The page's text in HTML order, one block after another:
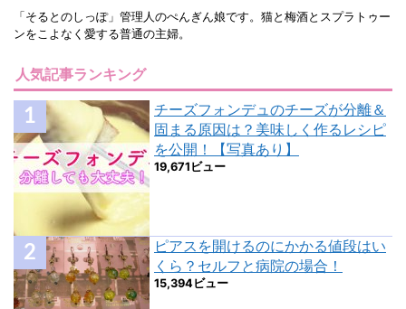
「そるとのしっぽ」管理人のぺんぎん娘です。猫と梅酒とスプラトゥー
ンをこよなく愛する普通の主婦。
人気記事ランキング
チーズフォンデュのチーズが分離＆
固まる原因は？美味しく作るレシピ
を公開！【写真あり】
19,671ビュー
ピアスを開けるのにかかる値段はい
くら？セルフと病院の場合！
15,394ビュー